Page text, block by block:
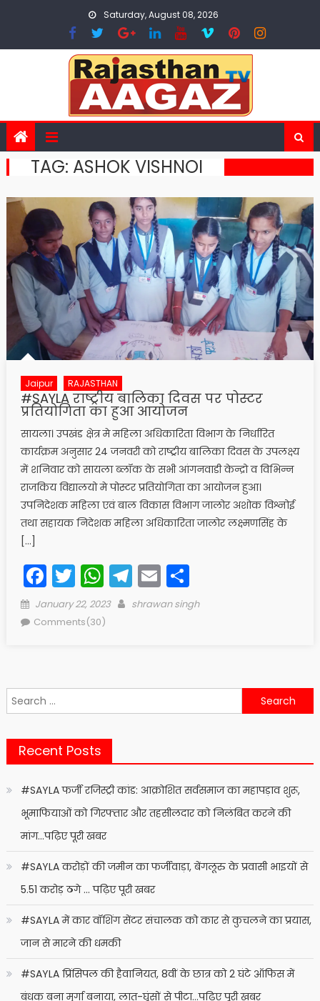
Saturday, August 08, 2026
TAG: ASHOK VISHNOI
Jaipur RAJASTHAN
#SAYLA राष्ट्रीय बालिका दिवस पर पोस्टर
प्रतियोगिता का हुआ आयोजन
सायला। उपखंड क्षेत्र मे महिला अधिकारिता विभाग के निर्धारित
कार्यक्रम अनुसार 24 जनवरी को राष्ट्रीय बालिका दिवस के उपलक्ष्य
में शनिवार को सायला ब्लॉक के सभी आंगनवाडी केन्द्रो व विभिन्न
राजकिय विद्यालयो मे पोस्टर प्रतियोगिता का आयोजन हुआ।
उपनिदेशक महिला एवं बाल विकास विभाग जालोर अशोक विश्नोई
तथा सहायक निदेशक महिला अधिकारिता जालोर लक्ष्मणसिंह के
[…]
Facebook
Twitter
WhatsApp
Telegram
EmailShare
Posted
on
January 22, 2023 Author
shrawan singh
Comments(30)
Search
for:
Recent Posts
#SAYLA फर्जी रजिस्ट्री कांड: आक्रोशित सर्वसमाज का महापड़ाव शुरू,
भूमाफियाओं को गिरफ्तार और तहसीलदार को निलंबित करने की
मांग…पढ़िए पूरी खबर
#SAYLA करोड़ों की जमीन का फर्जीवाड़ा, बेंगलूरु के प्रवासी भाइयों से
5.51 करोड़ ठगे … पढ़िए पूरी खबर
#SAYLA में कार वॉशिंग सेंटर संचालक को कार से कुचलने का प्रयास,
जान से मारने की धमकी
#SAYLA प्रिंसिपल की हैवानियत, 8वीं के छात्र को 2 घंटे ऑफिस में
बंधक बना मुर्गा बनाया, लात-घूंसों से पीटा…पढ़िए पूरी खबर